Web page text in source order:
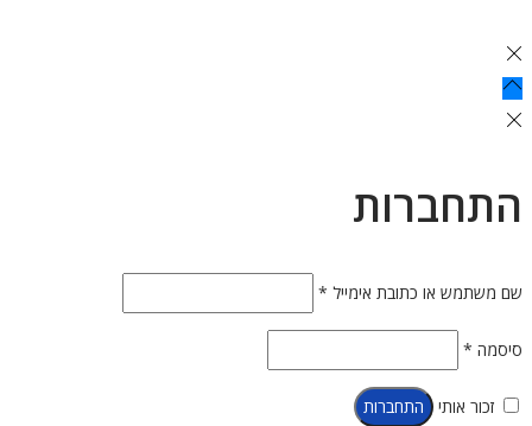
התחברות
שם משתמש או כתובת אימייל *חובה
סיסמה *חובה
זכור אותי התחברות